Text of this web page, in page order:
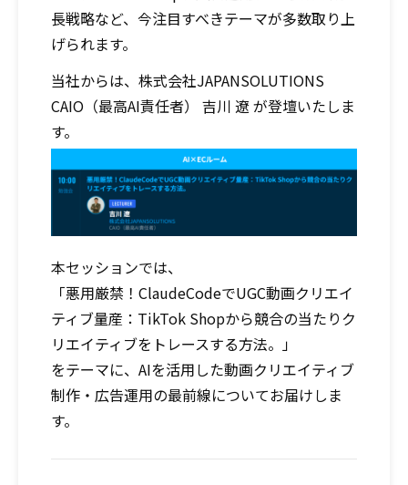
長戦略など、今注目すべきテーマが多数取り上
げられます。
当社からは、 株式会社JAPANSOLUTIONS
CAIO（最高AI責任者） 吉川 遼が登壇いたしま
す。
本セッションでは、
「悪用厳禁！ClaudeCodeでUGC動画クリエイ
ティブ量産：TikTok Shopから競合の当たりク
リエイティブをトレースする方法。」
をテーマに、AIを活用した動画クリエイティブ
制作・広告運用の最前線についてお届けしま
す。